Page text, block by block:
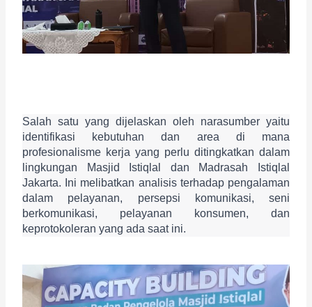
Salah satu yang dijelaskan oleh narasumber yaitu
identifikasi kebutuhan dan area di mana
profesionalisme kerja yang perlu ditingkatkan dalam
lingkungan Masjid Istiqlal dan Madrasah Istiqlal
Jakarta. Ini melibatkan analisis terhadap pengalaman
dalam pelayanan, persepsi komunikasi, seni
berkomunikasi, pelayanan konsumen, dan
keprotokoleran yang ada saat ini.